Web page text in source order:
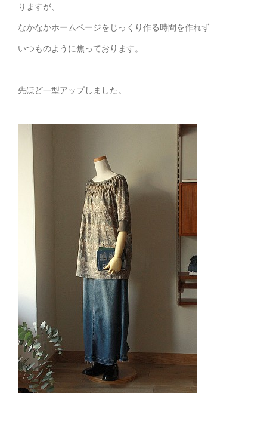
りますが、
なかなかホームページをじっくり作る時間を作れず
いつものように焦っております。
先ほど一型アップしました。